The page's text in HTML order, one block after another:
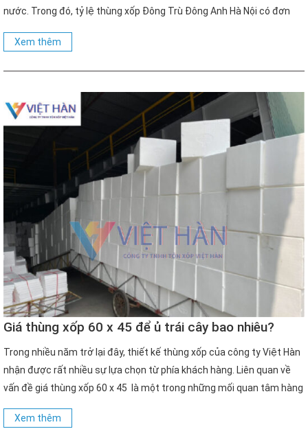
nước. Trong đó, tỷ lệ thùng xốp Đông Trù Đông Anh Hà Nội có đơn
Xem thêm
Giá thùng xốp 60 x 45 để ủ trái cây bao nhiêu?
Trong nhiều năm trở lại đây, thiết kế thùng xốp của công ty Việt Hàn
nhận được rất nhiều sự lựa chọn từ phía khách hàng. Liên quan về
vấn đề giá thùng xốp 60 x 45 là một trong những mối quan tâm hàng
Xem thêm